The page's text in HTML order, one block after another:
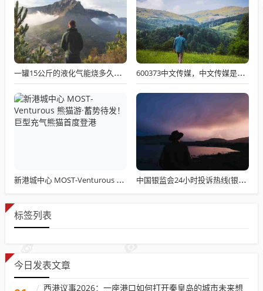
一罐15公斤的液化气能烧多久，15公斤液化气正常使用一般几小时 600373中文传媒，中文传媒是国企吗
新港城中心 MOST-Venturous 熊猫游·蓄势待发！ 巨型充气熊猫首度登港 中国银监会24小时投诉热线(银监会24小时客服热线是多少)
标签列表
今日发表文章
西港议事2026：一座港口如何打开秦皇岛的城市未来想